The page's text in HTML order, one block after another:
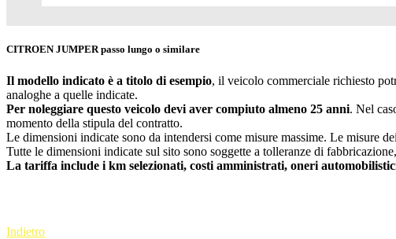
CITROEN JUMPER passo lungo o similare
Il modello indicato è a titolo di esempio, il veicolo commerciale richiesto
analoghe a quelle indicate.
Per noleggiare questo veicolo devi aver compiuto almeno 25 anni. Nel
momento della stipula del contratto.
Le dimensioni indicate sono da intendersi come misure massime. Le misure
Tutte le dimensioni indicate sul sito sono soggette a tolleranze di
La tariffa include i km selezionati, costi amministrati, oneri
Indietro